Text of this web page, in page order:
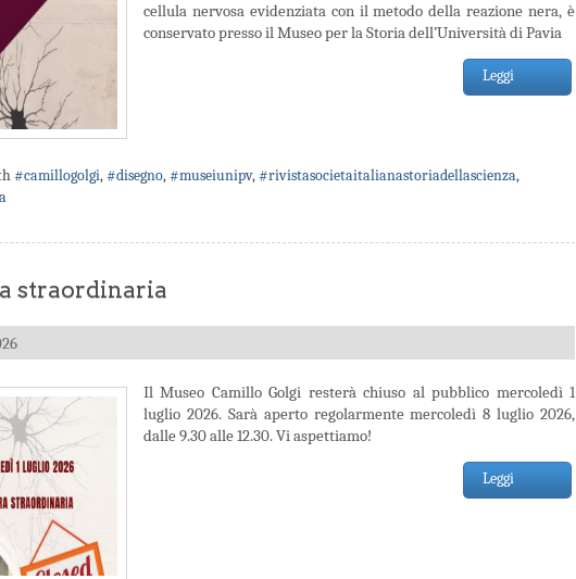
cellula nervosa evidenziata con il metodo della reazione nera, è
conservato presso il Museo per la Storia dell’Università di Pavia
Leggi
#camillogolgi,#disegno,#museiunipv,#rivistasocietaitalianastoriadellascienza,
straordinaria
Il Museo Camillo Golgi resterà chiuso al pubblico mercoledì 1
luglio 2026. Sarà aperto regolarmente mercoledì 8 luglio 2026,
dalle 9.30 alle 12.30. Vi aspettiamo!
Leggi